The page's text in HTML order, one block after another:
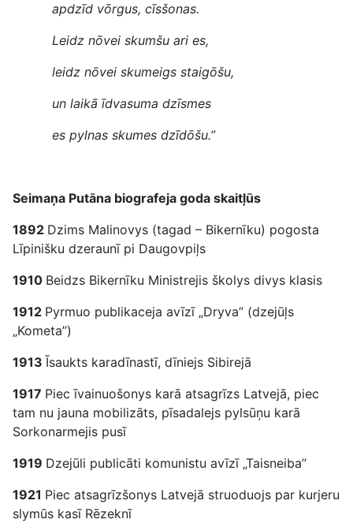
apdzīd vōrgus, cīsšonas.
Leidz nōvei skumšu ari es,
leidz nōvei skumeigs staigōšu,
un laikā īdvasuma dzīsmes
es pylnas skumes dzīdōšu.”
Seimaņa Putāna biografeja goda skaitļūs
1892 Dzims Malinovys (tagad – Bikernīku) pogosta
Līpinišku dzeraunī pi Daugovpiļs
1910 Beidzs Bikernīku Ministrejis školys divys klasis
1912 Pyrmuo publikaceja avīzī „Dryva” (dzejūļs
„Kometa”)
1913 Īsaukts karadīnastī, dīniejs Sibirejā
1917 Piec īvainuošonys karā atsagrīzs Latvejā, piec
tam nu jauna mobilizāts, pīsadalejs pylsūņu karā
Sorkonarmejis pusī
1919 Dzejūli publicāti komunistu avīzī „Taisneiba”
1921 Piec atsagrīzšonys Latvejā struoduojs par kurjeru
slymūs kasī Rēzeknī